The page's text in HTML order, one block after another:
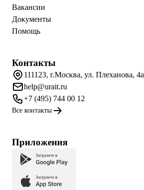
Вакансии
Документы
Помощь
Контакты
111123, г.Москва, ул. Плеханова, 4а
help@urait.ru
+7 (495) 744 00 12
Все контакты
Приложения